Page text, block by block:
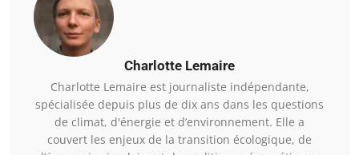
Charlotte Lemaire
Charlotte Lemaire est journaliste indépendante,
spécialisée depuis plus de dix ans dans les questions
de climat, d'énergie et d’environnement. Elle a
couvert les enjeux de la transition écologique, de